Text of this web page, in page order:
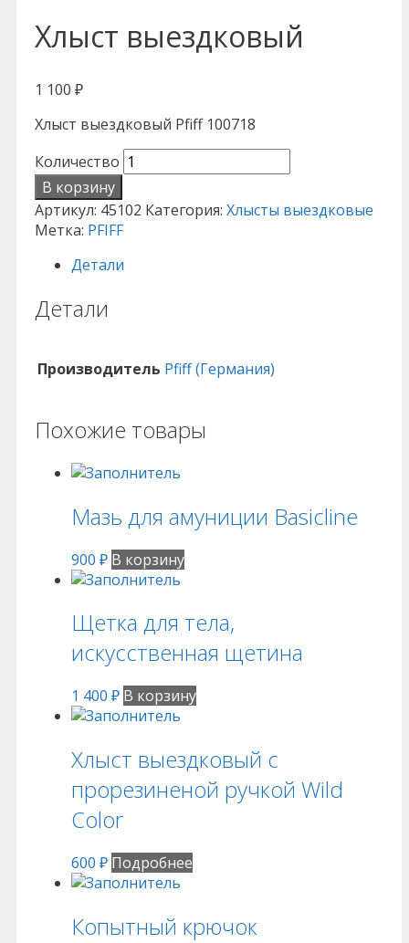
Хлыст выездковый
1 100 ₽
Хлыст выездковый Pfiff 100718
Количество
В корзину
Артикул: 45102 Категория: Хлысты выездковые
Метка: PFIFF
Детали
Детали
Производитель Pfiff (Германия)
Похожие товары
Мазь для амуниции Basicline
900 ₽ В корзину
Щетка для тела,
искусственная щетина
1 400 ₽ В корзину
Хлыст выездковый с
прорезиненой ручкой Wild
Color
600 ₽ Подробнее
Копытный крючок